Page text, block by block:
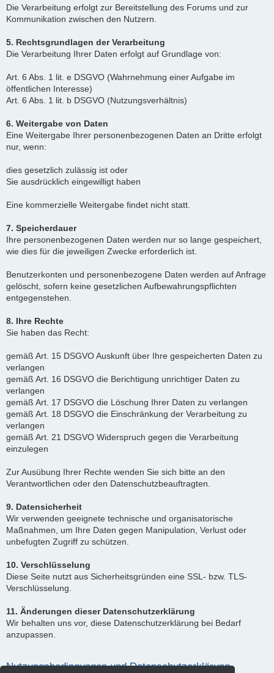
Die Verarbeitung erfolgt zur Bereitstellung des Forums und zur
Kommunikation zwischen den Nutzern.
5. Rechtsgrundlagen der Verarbeitung
Die Verarbeitung Ihrer Daten erfolgt auf Grundlage von:
Art. 6 Abs. 1 lit. e DSGVO (Wahrnehmung einer Aufgabe im
öffentlichen Interesse)
Art. 6 Abs. 1 lit. b DSGVO (Nutzungsverhältnis)
6. Weitergabe von Daten
Eine Weitergabe Ihrer personenbezogenen Daten an Dritte erfolgt
nur, wenn:
dies gesetzlich zulässig ist oder
Sie ausdrücklich eingewilligt haben
Eine kommerzielle Weitergabe findet nicht statt.
7. Speicherdauer
Ihre personenbezogenen Daten werden nur so lange gespeichert,
wie dies für die jeweiligen Zwecke erforderlich ist.
Benutzerkonten und personenbezogene Daten werden auf Anfrage
gelöscht, sofern keine gesetzlichen Aufbewahrungspflichten
entgegenstehen.
8. Ihre Rechte
Sie haben das Recht:
gemäß Art. 15 DSGVO Auskunft über Ihre gespeicherten Daten zu
verlangen
gemäß Art. 16 DSGVO die Berichtigung unrichtiger Daten zu
verlangen
gemäß Art. 17 DSGVO die Löschung Ihrer Daten zu verlangen
gemäß Art. 18 DSGVO die Einschränkung der Verarbeitung zu
verlangen
gemäß Art. 21 DSGVO Widerspruch gegen die Verarbeitung
einzulegen
Zur Ausübung Ihrer Rechte wenden Sie sich bitte an den
Verantwortlichen oder den Datenschutzbeauftragten.
9. Datensicherheit
Wir verwenden geeignete technische und organisatorische
Maßnahmen, um Ihre Daten gegen Manipulation, Verlust oder
unbefugten Zugriff zu schützen.
10. Verschlüsselung
Diese Seite nutzt aus Sicherheitsgründen eine SSL- bzw. TLS-
Verschlüsselung.
11. Änderungen dieser Datenschutzerklärung
Wir behalten uns vor, diese Datenschutzerklärung bei Bedarf
anzupassen.
Nutzungsbedingungen und Datenschutzerklärung